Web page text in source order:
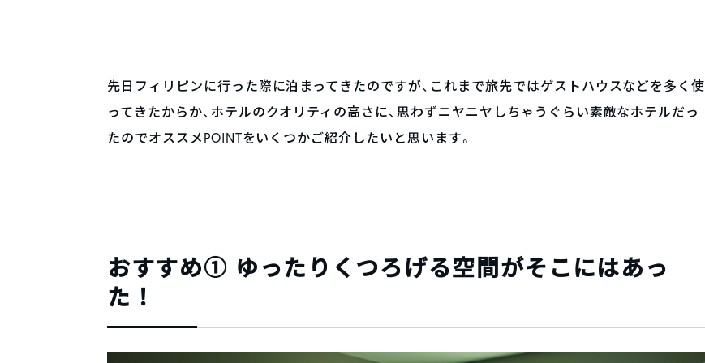
先日フィリピンに行った際に泊まってきたのですが、これまで旅先ではゲストハウスなどを多く使
ってきたからか、ホテルのクオリティの高さに、思わずニヤニヤしちゃうぐらい素敵なホテルだっ
たのでオススメPOINTをいくつかご紹介したいと思います。
おすすめ① ゆったりくつろげる空間がそこにはあっ
た！